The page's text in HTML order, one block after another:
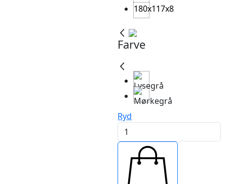
180x117x8
Farve
Ryd
Diamant
sengegavl